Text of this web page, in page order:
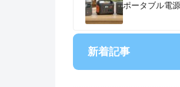
ポータブル電
新着記事